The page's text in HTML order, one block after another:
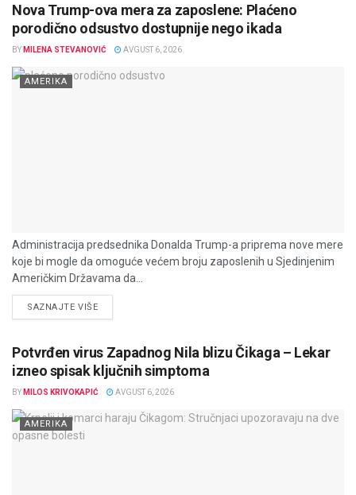
Nova Trump-ova mera za zaposlene: Plaćeno
porodično odsustvo dostupnije nego ikada
BY MILENA STEVANOVIĆ AVGUST 6, 2026
AMERIKA
Administracija predsednika Donalda Trump-a priprema nove mere
koje bi mogle da omoguće većem broju zaposlenih u Sjedinjenim
Američkim Državama da...
SAZNAJTE VIŠEDETAILS
Potvrđen virus Zapadnog Nila blizu Čikaga – Lekar
izneo spisak ključnih simptoma
BY MILOS KRIVOKAPIĆ AVGUST 6, 2026
AMERIKA